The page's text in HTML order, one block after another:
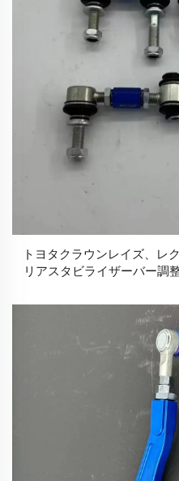
トヨタクラウンレイズ、レ
リアスタビライザーバー調